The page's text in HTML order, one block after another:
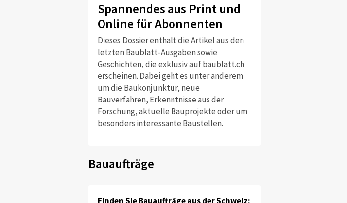
Spannendes aus Print und
Online für Abonnenten
Dieses Dossier enthält die Artikel aus den
letzten Baublatt-Ausgaben sowie
Geschichten, die exklusiv auf baublatt.ch
erscheinen. Dabei geht es unter anderem
um die Baukonjunktur, neue
Bauverfahren, Erkenntnisse aus der
Forschung, aktuelle Bauprojekte oder um
besonders interessante Baustellen.
Bauaufträge
Finden Sie Bauaufträge aus der Schweiz: